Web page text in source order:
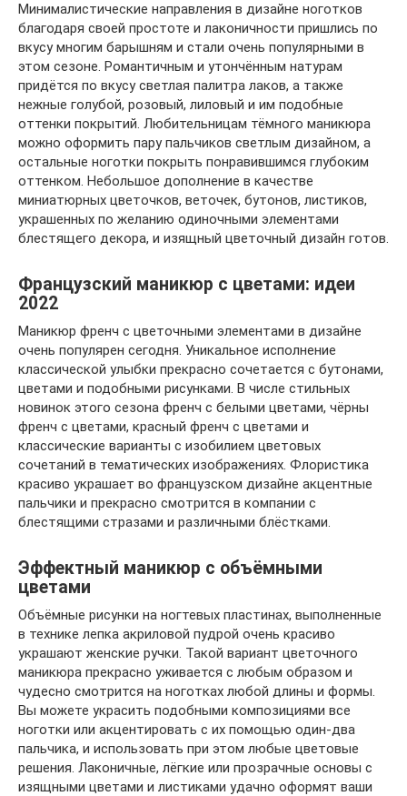
Минималистические направления в дизайне ноготков
благодаря своей простоте и лаконичности пришлись по
вкусу многим барышням и стали очень популярными в
этом сезоне. Романтичным и утончённым натурам
придётся по вкусу светлая палитра лаков, а также
нежные голубой, розовый, лиловый и им подобные
оттенки покрытий. Любительницам тёмного маникюра
можно оформить пару пальчиков светлым дизайном, а
остальные ноготки покрыть понравившимся глубоким
оттенком. Небольшое дополнение в качестве
миниатюрных цветочков, веточек, бутонов, листиков,
украшенных по желанию одиночными элементами
блестящего декора, и изящный цветочный дизайн готов.
Французский маникюр с цветами: идеи
2022
Маникюр френч с цветочными элементами в дизайне
очень популярен сегодня. Уникальное исполнение
классической улыбки прекрасно сочетается с бутонами,
цветами и подобными рисунками. В числе стильных
новинок этого сезона френч с белыми цветами, чёрны
френч с цветами, красный френч с цветами и
классические варианты с изобилием цветовых
сочетаний в тематических изображениях. Флористика
красиво украшает во французском дизайне акцентные
пальчики и прекрасно смотрится в компании с
блестящими стразами и различными блёстками.
Эффектный маникюр с объёмными
цветами
Объёмные рисунки на ногтевых пластинах, выполненные
в технике лепка акриловой пудрой очень красиво
украшают женские ручки. Такой вариант цветочного
маникюра прекрасно уживается с любым образом и
чудесно смотрится на ноготках любой длины и формы.
Вы можете украсить подобными композициями все
ноготки или акцентировать с их помощью один-два
пальчика, и использовать при этом любые цветовые
решения. Лаконичные, лёгкие или прозрачные основы с
изящными цветами и листиками удачно оформят ваши